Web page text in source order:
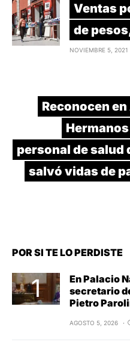
Ventas
de
NOVIEMBRE 5, 2021
Reconocen
personal de salud
salvó vidas de
POR SI TE LO PERDISTE
En Palacio
secretario
Pietro
AGOSTO 5, 2026